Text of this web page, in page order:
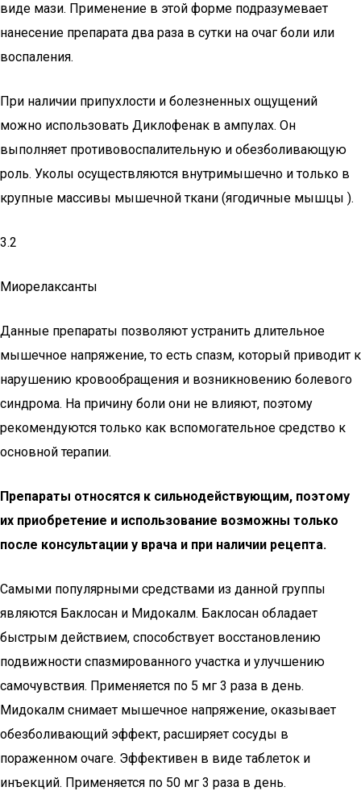
виде мази. Применение в этой форме подразумевает
нанесение препарата два раза в сутки на очаг боли или
воспаления.
При наличии припухлости и болезненных ощущений
можно использовать Диклофенак в ампулах. Он
выполняет противовоспалительную и обезболивающую
роль. Уколы осуществляются внутримышечно и только в
крупные массивы мышечной ткани (ягодичные мышцы ).
3.2
Миорелаксанты
Данные препараты позволяют устранить длительное
мышечное напряжение, то есть спазм, который приводит к
нарушению кровообращения и возникновению болевого
синдрома. На причину боли они не влияют, поэтому
рекомендуются только как вспомогательное средство к
основной терапии.
Препараты относятся к сильнодействующим, поэтому
их приобретение и использование возможны только
после консультации у врача и при наличии рецепта.
Самыми популярными средствами из данной группы
являются Баклосан и Мидокалм. Баклосан обладает
быстрым действием, способствует восстановлению
подвижности спазмированного участка и улучшению
самочувствия. Применяется по 5 мг 3 раза в день.
Мидокалм снимает мышечное напряжение, оказывает
обезболивающий эффект, расширяет сосуды в
пораженном очаге. Эффективен в виде таблеток и
инъекций. Применяется по 50 мг 3 раза в день.